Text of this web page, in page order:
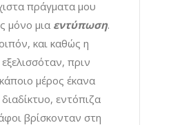
πράγματα μου
μόνο μια εντύπωση.
και καθώς η
πριν
μέρος έκανα
εντόπιζα
βρίσκονταν στη